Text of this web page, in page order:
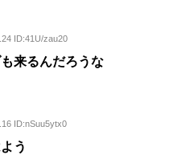
ID:41U/zau20
来るんだろうな
ID:nSuu5ytx0
う